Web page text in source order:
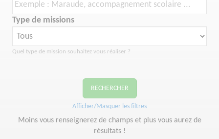
Type de missions
Quel type de mission souhaitez vous réaliser ?
RECHERCHER
Afficher/Masquer les filtres
Moins vous renseignerez de champs et plus vous aurez de
résultats !